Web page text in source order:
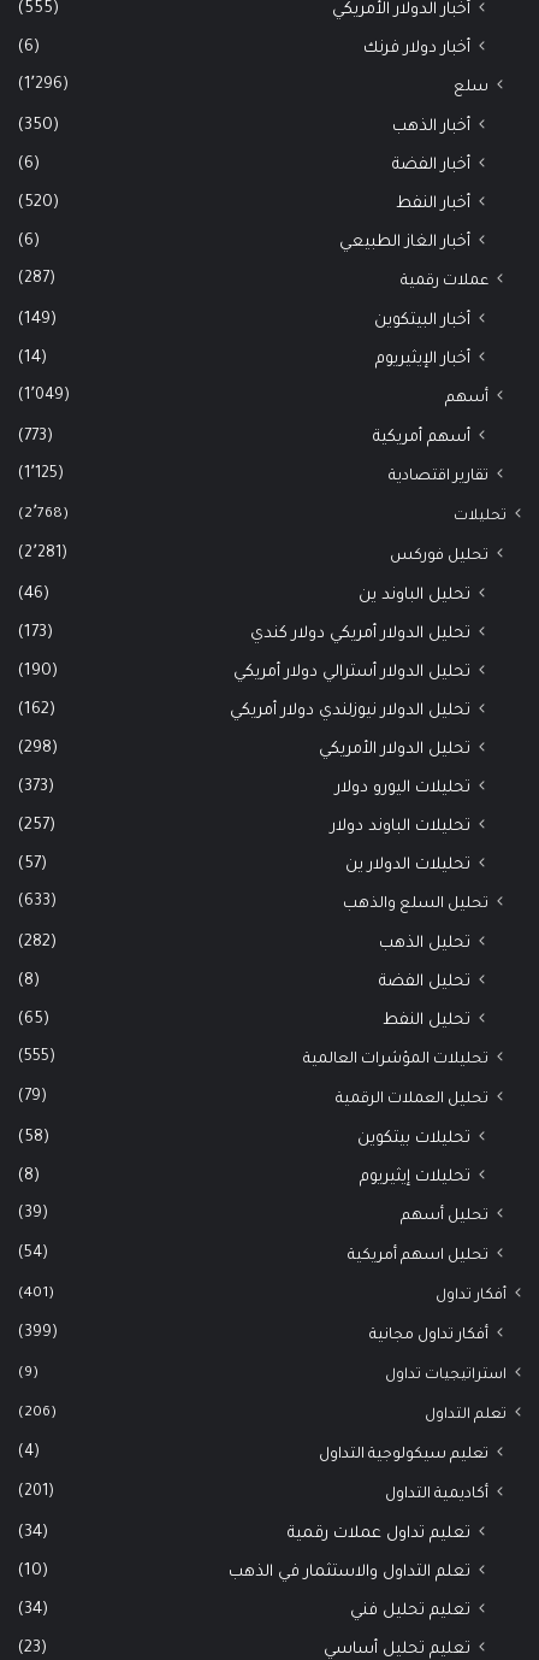
أخبار الدولار الأمريكي (555)
أخبار دولار فرنك (6)
سلع (1٬296)
أخبار الذهب (350)
أخبار الفضة (6)
أخبار النفط (520)
أخبار الغاز الطبيعي (6)
عملات رقمية (287)
أخبار البيتكوين (149)
أخبار الإيثيريوم (14)
أسهم (1٬049)
أسهم أمريكية (773)
تقارير اقتصادية (1٬125)
تحليلات (2٬768)
تحليل فوركس (2٬281)
تحليل الباوند ين (46)
تحليل الدولار أمريكي دولار كندي (173)
تحليل الدولار أسترالي دولار أمريكي (190)
تحليل الدولار نيوزلندي دولار أمريكي (162)
تحليل الدولار الأمريكي (298)
تحليلات اليورو دولار (373)
تحليلات الباوند دولار (257)
تحليلات الدولار ين (57)
تحليل السلع والذهب (633)
تحليل الذهب (282)
تحليل الفضة (8)
تحليل النفط (65)
تحليلات المؤشرات العالمية (555)
تحليل العملات الرقمية (79)
تحليلات بيتكوين (58)
تحليلات إيثيريوم (8)
تحليل أسهم (39)
تحليل اسهم أمريكية (54)
أفكار تداول (401)
أفكار تداول مجانية (399)
استراتيجيات تداول (9)
تعلم التداول (206)
تعليم سيكولوجية التداول (4)
أكاديمية التداول (201)
تعليم تداول عملات رقمية (34)
تعلم التداول والاستثمار في الذهب (10)
تعليم تحليل فني (34)
تعليم تحليل أساسي (23)